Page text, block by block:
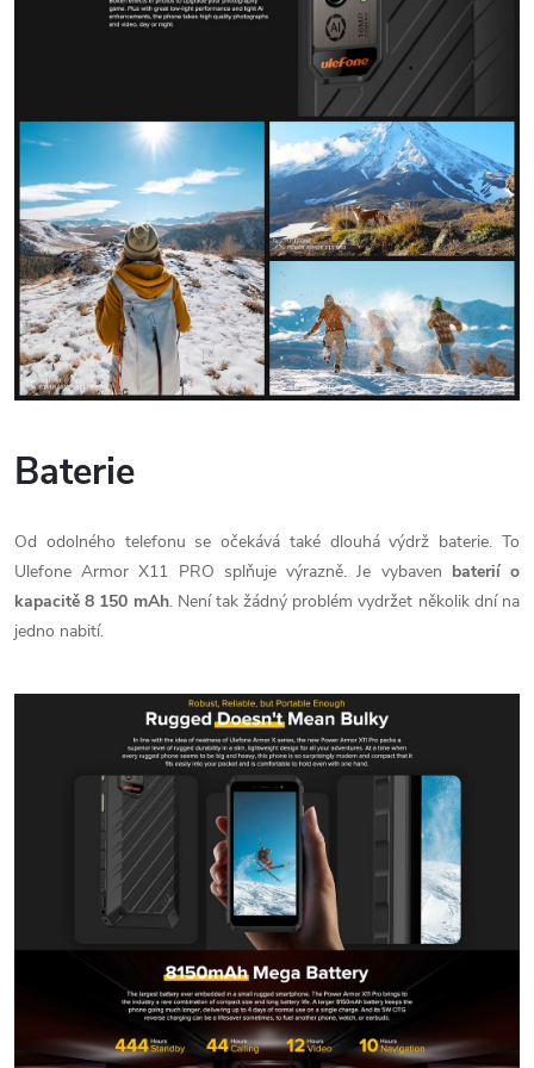
Baterie
Od odolného telefonu se očekává také dlouhá výdrž baterie. To
Ulefone Armor X11 PRO splňuje výrazně. Je vybaven baterií o
kapacitě 8 150 mAh. Není tak žádný problém vydržet několik dní na
jedno nabití.